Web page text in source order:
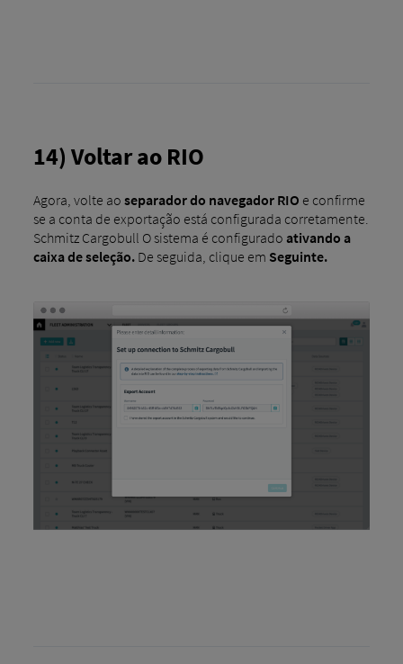
14) Voltar ao RIO
Agora, volte ao separador do navegador RIO e confirme
se a conta de exportação está configurada corretamente.
Schmitz Cargobull O sistema é configurado ativando a
caixa de seleção.De seguida, clique em Seguinte.